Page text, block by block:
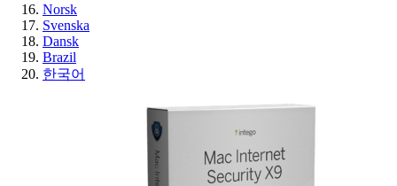
Norsk
Svenska
Dansk
Brazil
한국어